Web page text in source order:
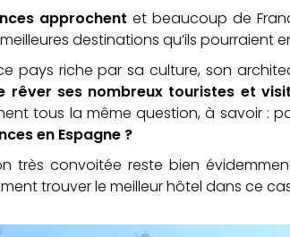
approchent et beaucoup de
meilleures destinations qu’ils pourraient
pays riche par sa culture, son
rêver ses nombreux touristes et
tous la même question, à savoir :
en Espagne ?
très convoitée reste bien
trouver le meilleur hôtel dans ce